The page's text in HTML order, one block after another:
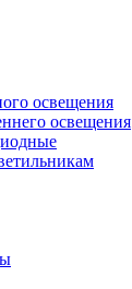
освещения
освещения